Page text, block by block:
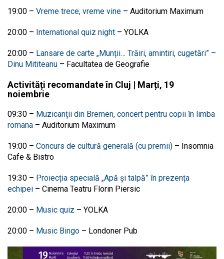
19:00 – Vreme trece, vreme vine – Auditorium Maximum
20:00 – International quiz night – YOLKA
20:00 – Lansare de carte „Munții… Trăiri, amintiri, cugetări” –
Dinu Mititeanu – Facultatea de Geografie
Activități recomandate în Cluj | Marți, 19
noiembrie
09:30 – Muzicanții din Bremen, concert pentru copii în limba
romana – Auditorium Maximum
19:00 – Concurs de cultură generală (cu premii) – Insomnia
Cafe & Bistro
19:30 – Proiecția specială „Apă și talpă” în prezența
echipei – Cinema Teatru Florin Piersic
20:00 – Music quiz – YOLKA
20:00 – Music Bingo – Londoner Pub